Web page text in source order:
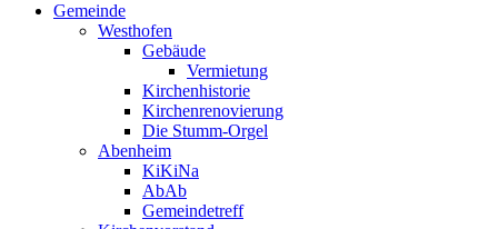
Gemeinde
Westhofen
Gebäude
Vermietung
Kirchenhistorie
Kirchenrenovierung
Die Stumm-Orgel
Abenheim
KiKiNa
AbAb
Gemeindetreff